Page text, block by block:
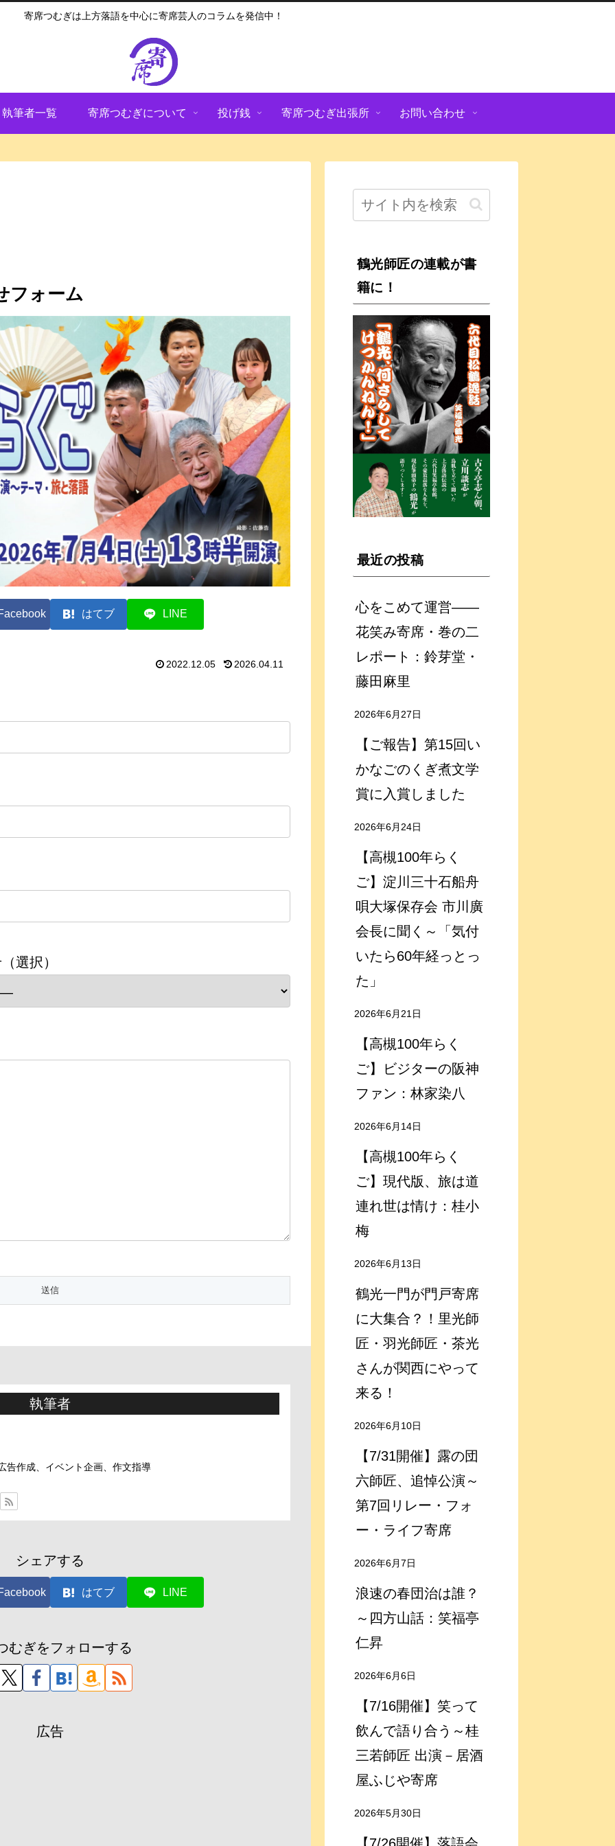
寄席つむぎは上方落語を中心に寄席芸人のコラムを発信中！
執筆者一覧 寄席つむぎについて 投げ銭 寄席つむぎ出張所 お問い合わせ
フォーム
はてブ LINE
2022.12.05 2026.04.11
選択）
執筆者
告作成、イベント企画、作文指導
シェアする
はてブ LINE
むぎをフォローする
広告
鶴光師匠の連載が書
籍に！
最近の投稿
心をこめて運営――
花笑み寄席・巻の二
レポート：鈴芽堂・
藤田麻里
2026年6月27日
【ご報告】第15回い
かなごのくぎ煮文学
賞に入賞しました
2026年6月24日
【高槻100年らく
ご】淀川三十石船舟
唄大塚保存会 市川廣
会長に聞く～「気付
いたら60年経っとっ
た」
2026年6月21日
【高槻100年らく
ご】ビジターの阪神
ファン：林家染八
2026年6月14日
【高槻100年らく
ご】現代版、旅は道
連れ世は情け：桂小
梅
2026年6月13日
鶴光一門が門戸寄席
に大集合？！里光師
匠・羽光師匠・茶光
さんが関西にやって
来る！
2026年6月10日
【7/31開催】露の団
六師匠、追悼公演～
第7回リレー・フォ
ー・ライフ寄席
2026年6月7日
浪速の春団治は誰？
～四方山話：笑福亭
仁昇
2026年6月6日
【7/16開催】笑って
飲んで語り合う～桂
三若師匠 出演－居酒
屋ふじや寄席
2026年5月30日